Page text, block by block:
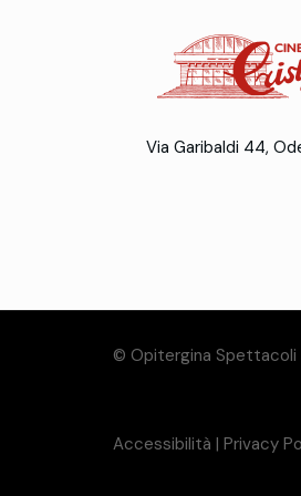
Via Garibaldi 44,
© Opitergina Spettacoli
Accessibilità | Privacy